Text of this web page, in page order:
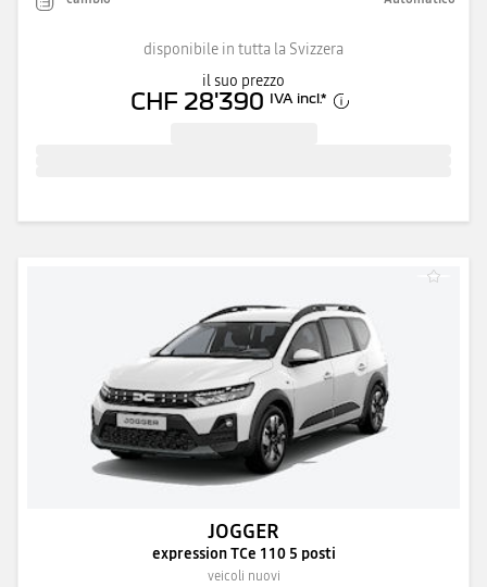
disponibile in tutta la Svizzera
il suo prezzo
CHF 28'390 IVA incl.*
JOGGER
expression TCe 110 5 posti
veicoli nuovi